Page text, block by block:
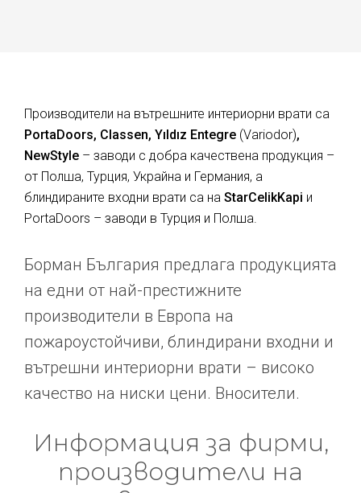
Производители на вътрешните интериорни врати са
PortaDoors, Classen, Yıldız Entegre (Variodor),
NewStyle – заводи с добра качествена продукция –
от Полша, Турция, Украйна и Германия, а
блиндираните входни врати са на StarCelikKapi и
PortaDoors – заводи в Турция и Полша.
Борман България предлага продукцията
на едни от най-престижните
производители в Европа на
пожароустойчиви, блиндирани входни и
вътрешни интериорни врати – високо
качество на ниски цени. Вносители.
Информация за фирми,
производители на